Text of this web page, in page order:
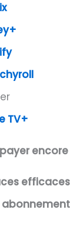
TV+
efficaces